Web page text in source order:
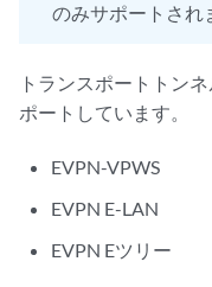
のみサポートされ
トランスポートトン
ポートしています。
EVPN-VPWS
EVPN E-LAN
EVPN Eツリー